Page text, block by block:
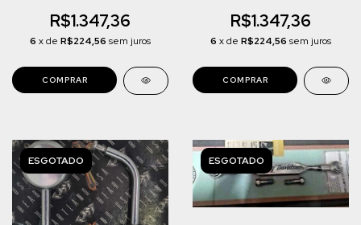
R$1.347,36
6 x de R$224,56 sem juros
R$1.347,36
6 x de R$224,56 sem juros
ESGOTADO ESGOTADO